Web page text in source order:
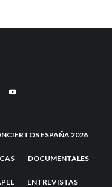
ESPAÑA 2026
DOCUMENTALES
ENTREVISTAS